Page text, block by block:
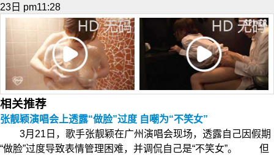
23日 pm11:28
相关推荐
张靓颖演唱会上透露“做脸”过度 自嘲为“不笑女”
3月21日，歌手张靓颖在广州演唱会现场，透露自己因假期
“做脸”过度导致表情管理困难，并调侃自己是“不笑女”。 但